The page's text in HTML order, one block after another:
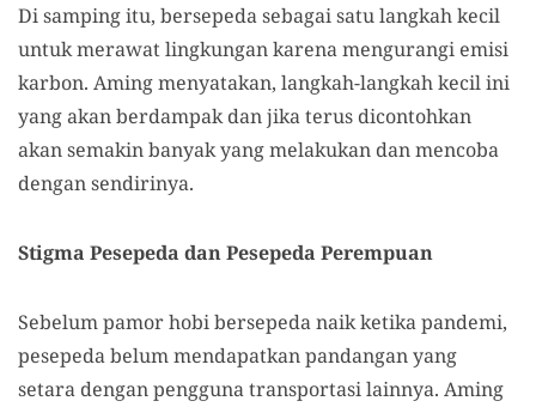
Di samping itu, bersepeda sebagai satu langkah kecil
untuk merawat lingkungan karena mengurangi emisi
karbon. Aming menyatakan, langkah-langkah kecil ini
yang akan berdampak dan jika terus dicontohkan
akan semakin banyak yang melakukan dan mencoba
dengan sendirinya.
Stigma Pesepeda dan Pesepeda Perempuan
Sebelum pamor hobi bersepeda naik ketika pandemi,
pesepeda belum mendapatkan pandangan yang
setara dengan pengguna transportasi lainnya. Aming